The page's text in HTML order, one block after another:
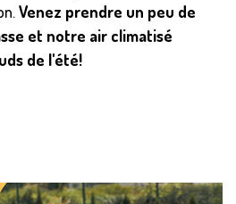
Venez prendre un peu de
et notre air climatisé
de l'été!